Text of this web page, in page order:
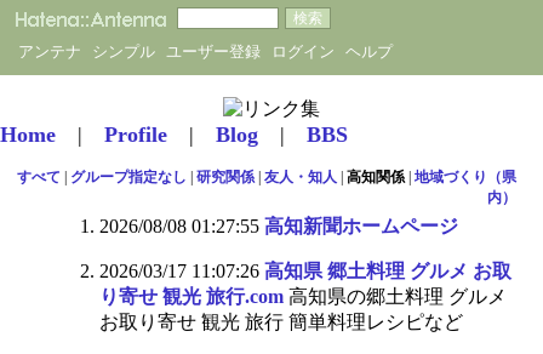
アンテナ シンプル ユーザー登録 ログイン ヘルプ
Home | Profile | Blog | BBS
すべて | グループ指定なし | 研究関係| 友人・知人 | 高知関係| 地域づくり（県
内）
2026/08/08 01:27:55 高知新聞ホームページ
2026/03/17 11:07:26 高知県 郷土料理 グルメ お取
り寄せ 観光 旅行.com 高知県の郷土料理 グルメ
お取り寄せ 観光 旅行 簡単料理レシピなど